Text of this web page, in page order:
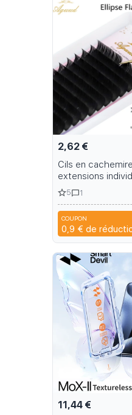
2,62 €
Cils en
extensions
foncés
5 1
COUPON
0,9 € de
11,44 €